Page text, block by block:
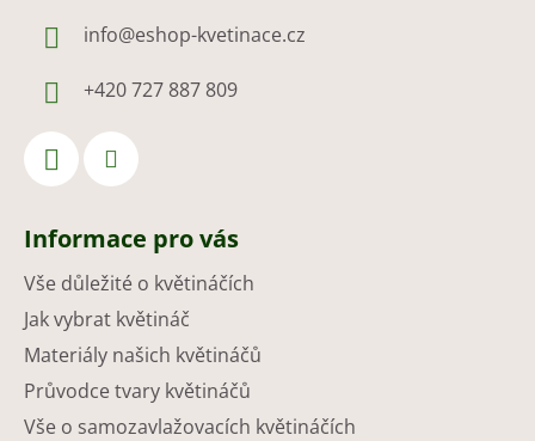
info@eshop-kvetinace.cz
+420 727 887 809
Informace pro vás
Vše důležité o květináčích
Jak vybrat květináč
Materiály našich květináčů
Průvodce tvary květináčů
Vše o samozavlažovacích květináčích